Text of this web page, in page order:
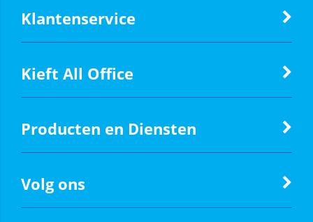
Klantenservice
Kieft All Office
Producten en Diensten
Volg ons